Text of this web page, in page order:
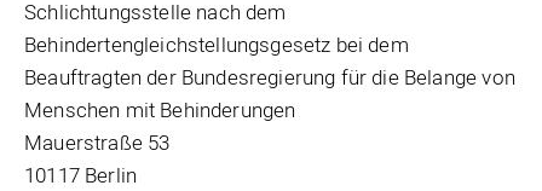
Schlichtungsstelle nach dem
Behindertengleichstellungsgesetz bei dem
Beauftragten der Bundesregierung für die Belange von
Menschen mit Behinderungen
Mauerstraße 53
10117 Berlin